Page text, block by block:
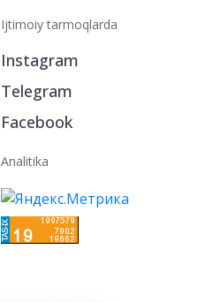
Ijtimoiy tarmoqlarda
Instagram
Telegram
Facebook
Analitika